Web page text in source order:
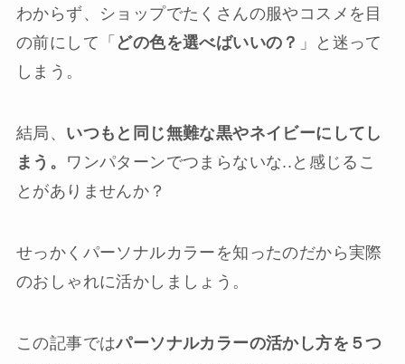
わからず、ショップでたくさんの服やコスメを目
の前にして「 どの色を選べばいいの？ 」と迷って
しまう。
結局、 いつもと同じ無難な黒やネイビーにしてし
まう。 ワンパターンでつまらないな..と感じるこ
とがありませんか？
せっかくパーソナルカラーを知ったのだから実際
のおしゃれに活かしましょう。
この記事ではパーソナルカラーの活かし方を５つ